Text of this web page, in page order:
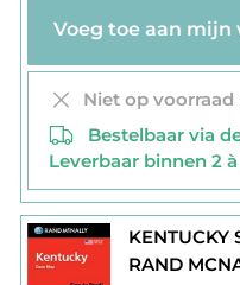
Niet op
Bestelbaar via
Leverbaar binnen 2
KENTUCKY
RAND